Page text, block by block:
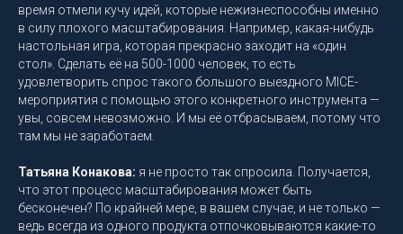
время отмели кучу идей, которые нежизнеспособны именно
в силу плохого масштабирования. Например, какая-нибудь
настольная игра, которая прекрасно заходит на «один
стол». Сделать её на 500-1000 человек, то есть
удовлетворить спрос такого большого выездного MICE-
мероприятия с помощью этого конкретного инструмента —
увы, совсем невозможно. И мы её отбрасываем, потому что
там мы не заработаем.
Татьяна Конакова: я не просто так спросила. Получается,
что этот процесс масштабирования может быть
бесконечен? По крайней мере, в вашем случае, и не только —
ведь всегда из одного продукта отпочковываются какие-то